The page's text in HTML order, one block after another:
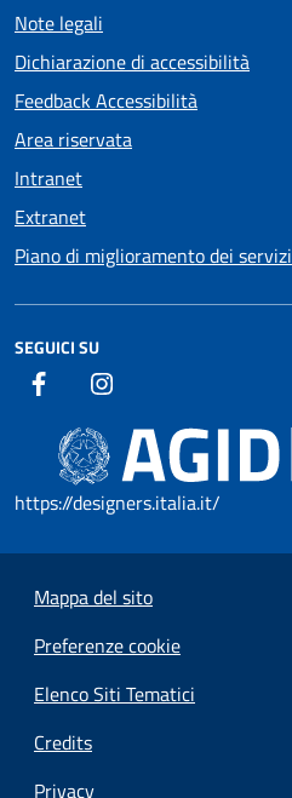
Note legali
Dichiarazione di accessibilità
Feedback Accessibilità
Area riservata
Intranet
Extranet
Piano di miglioramento dei servizi
SEGUICI SU
https://designers.italia.it/
Mappa del sito
Preferenze cookie
Elenco Siti Tematici
Credits
Privacy